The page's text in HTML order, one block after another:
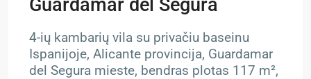
Guardamar del Segura
4-ių kambarių vila su privačiu baseinu
Ispanijoje, Alicante provincija, Guardamar
del Segura mieste, bendras plotas 117 m²,